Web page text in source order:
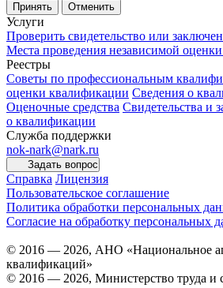
Принять Отменить
Услуги
Проверить свидетельство или
Места проведения независимой
Реестры
Советы по профессиональным
оценки квалификации Сведения о
Оценочные средства Свидетельства и
о квалификации
Служба поддержки
nok-nark@nark.ru
Задать вопрос
Справка Лицензия
Пользовательское соглашение
Политика обработки персональных
Согласие на обработку персональных
© 2016 — 2026, АНО «Национальное
квалификаций»
© 2016 — 2026, Министерство труда и